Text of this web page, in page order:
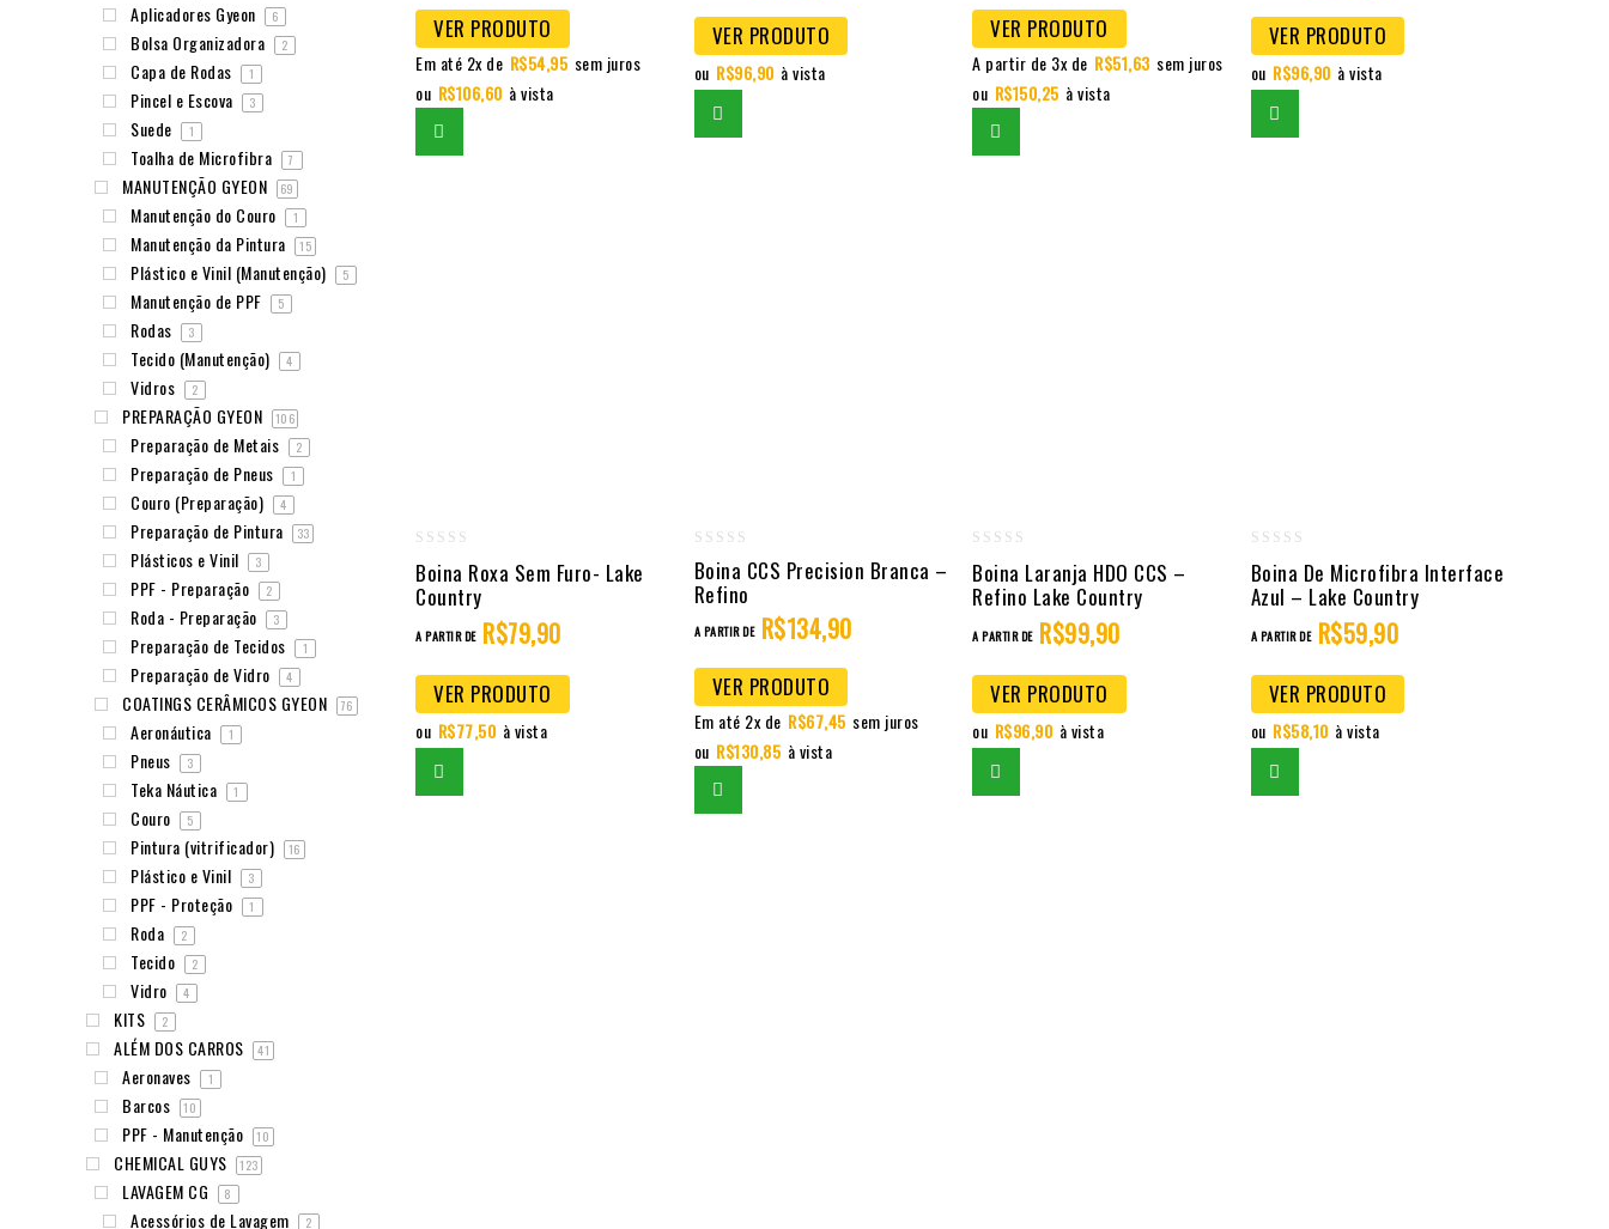
VER PRODUTO
Em até 2x de R$54,95 sem juros
ou R$106,60 à vista
VER PRODUTO
ou R$96,90 à vista
VER PRODUTO
A partir de 3x de R$51,63 sem juros
ou R$150,25 à vista
VER PRODUTO
ou R$96,90 à vista
out
Boina Roxa Sem Furo- Lake
Country
A PARTIR DE R$79,90
VER PRODUTO
ou R$77,50 à vista
out
Boina CCS Precision Branca –
Refino
A PARTIR DE R$134,90
VER PRODUTO
Em até 2x de R$67,45 sem juros
ou R$130,85 à vista
out
Boina Laranja HDO CCS –
Refino Lake Country
A PARTIR DE R$99,90
VER PRODUTO
ou R$96,90 à vista
out
Boina De Microfibra Interface
Azul – Lake Country
A PARTIR DE R$59,90
VER PRODUTO
ou R$58,10 à vista
Aplicadores Gyeon 6
Bolsa Organizadora 2
Capa de Rodas 1
Pincel e Escova 3
Suede 1
Toalha de Microfibra 7
MANUTENÇÃO GYEON 69
Manutenção do Couro 1
Manutenção da Pintura 15
Plástico e Vinil (Manutenção) 5
Manutenção de PPF 5
Rodas 3
Tecido (Manutenção) 4
Vidros 2
PREPARAÇÃO GYEON 106
Preparação de Metais 2
Preparação de Pneus 1
Couro (Preparação) 4
Preparação de Pintura 33
Plásticos e Vinil 3
PPF - Preparação 2
Roda - Preparação 3
Preparação de Tecidos 1
Preparação de Vidro 4
COATINGS CERÂMICOS GYEON 76
Aeronáutica 1
Pneus 3
Teka Náutica 1
Couro 5
Pintura (vitrificador) 16
Plástico e Vinil 3
PPF - Proteção 1
Roda 2
Tecido 2
Vidro 4
KITS 2
ALÉM DOS CARROS 41
Aeronaves 1
Barcos 10
PPF - Manutenção 10
CHEMICAL GUYS 123
LAVAGEM CG 8
Acessórios de Lavagem 2